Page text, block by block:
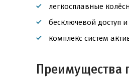
легкосплавные
бесключевой доступ
комплекс систем
Преимущества